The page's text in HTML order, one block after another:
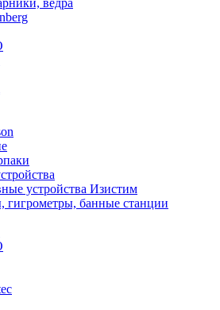
вёдра
устройства Изистим
гигрометры, банные станции